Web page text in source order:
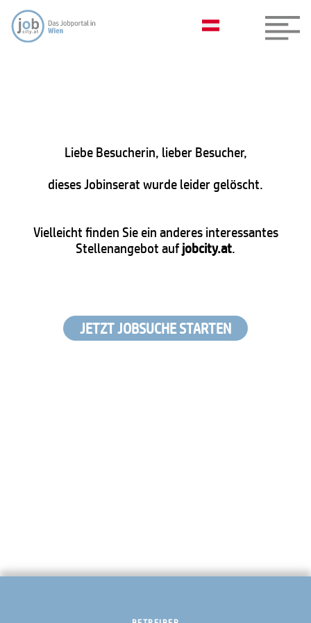
Liebe Besucherin, lieber Besucher,
dieses Jobinserat wurde leider gelöscht.
Vielleicht finden Sie ein anderes interessantes
Stellenangebot aufjobcity.at.
JETZT JOBSUCHE STARTEN